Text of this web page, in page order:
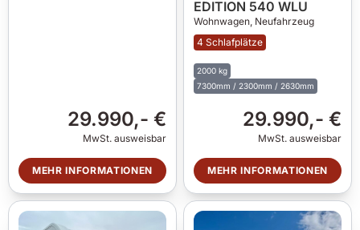
29.990,- €
MwSt. ausweisbar
MEHR INFORMATIONEN
EDITION 540 WLU
Wohnwagen, Neufahrzeug
4 Schlafplätze
2000 kg
7300mm / 2300mm / 2630mm
29.990,- €
MwSt. ausweisbar
MEHR INFORMATIONEN